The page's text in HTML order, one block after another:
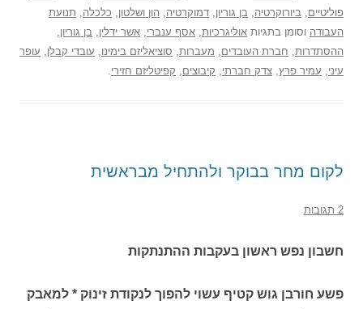
פוליטיים
ביורוקרטיה בן גוריון דמוקרטיה הון ושלטון כלכלה
תנועת
העבודה וסומן בתגיות אוליגרכיות אסף ענברי אשר ידלין בן גוריון
ההסתדרות חברת העובדים מעברות סוציאליזם בימינו עובדי קבלן
עופר
עיני
עמיר פרץ צדק חברתי קיבוצים קפיטליזם חזירי
לקום מחר בבוקר ולהתחיל מבראשית
2 תגובות
חשבון נפש ראשון בעקבות ההתנתקות
פשע חורבן גוש קטיף עשוי להפוך לנקודת זינוק * למאבק